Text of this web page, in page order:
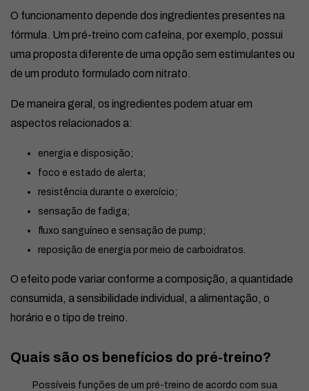
O funcionamento depende dos ingredientes presentes na
fórmula. Um pré-treino com cafeína, por exemplo, possui
uma proposta diferente de uma opção sem estimulantes ou
de um produto formulado com nitrato.
De maneira geral, os ingredientes podem atuar em
aspectos relacionados a:
energia e disposição;
foco e estado de alerta;
resistência durante o exercício;
sensação de fadiga;
fluxo sanguíneo e sensação de pump;
reposição de energia por meio de carboidratos.
O efeito pode variar conforme a composição, a quantidade
consumida, a sensibilidade individual, a alimentação, o
horário e o tipo de treino.
Quais são os benefícios do pré-treino?
Possíveis funções de um pré-treino de acordo com sua